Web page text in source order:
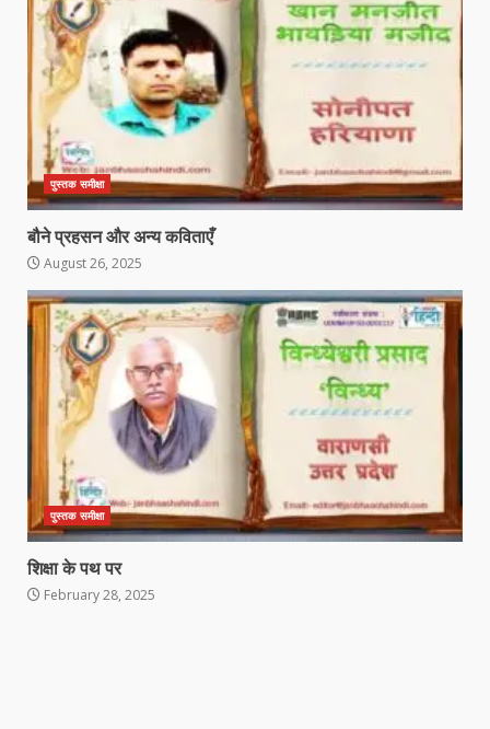
पुस्तक समीक्षा
बौने प्रहसन और अन्य कविताएँ
August 26, 2025
पुस्तक समीक्षा
शिक्षा के पथ पर
February 28, 2025